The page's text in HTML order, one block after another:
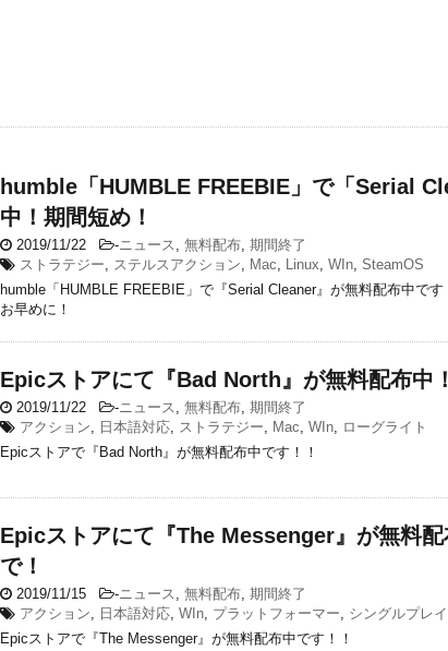
humble「HUMBLE FREEBIE」で「Serial
中！期間短め！
2019/11/22 -ニュース , 無料配布, 期間終了
ストラテジー, ステルスアクション, Mac, Linux, WIn, SteamOS
humble「HUMBLE FREEBIE」で『Serial Cleaner』が無料配布中で
お早めに！
Epicストアにて『Bad North』が無料配布中
2019/11/22 -ニュース , 無料配布, 期間終了
アクション, 日本語対応, ストラテジー, Mac, WIn, ローグライト
Epicストアで『Bad North』が無料配布中です！！
Epicストアにて『The Messenger』が無料配
で！
2019/11/15 -ニュース , 無料配布, 期間終了
アクション, 日本語対応, WIn, プラットフォーマー, シングルプレ
Epicストアで『The Messenger』が無料配布中です！！